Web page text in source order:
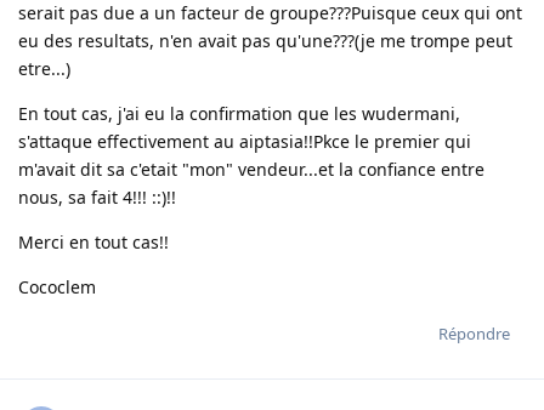
serait pas due a un facteur de groupe???Puisque ceux qui ont
eu des resultats, n'en avait pas qu'une???(je me trompe peut
etre...)
En tout cas, j'ai eu la confirmation que les wudermani,
s'attaque effectivement au aiptasia!!Pkce le premier qui
m'avait dit sa c'etait "mon" vendeur...et la confiance entre
nous, sa fait 4!!! ::)!!
Merci en tout cas!!
Cococlem
Répondre